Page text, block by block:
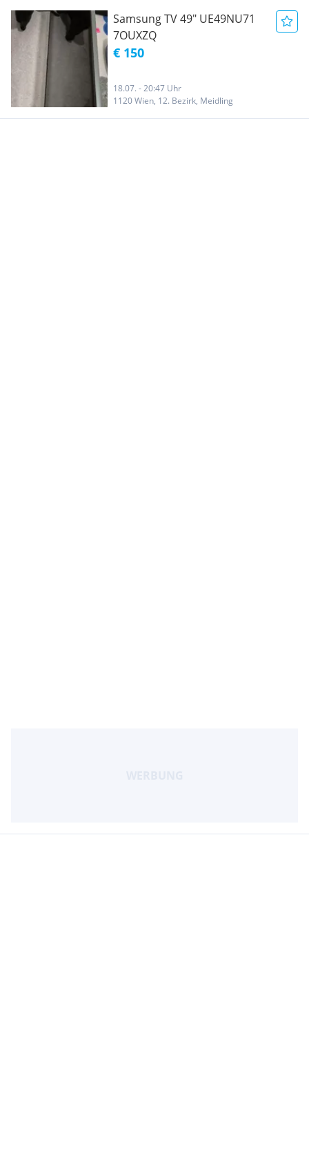
Samsung TV 49" UE49NU71
7OUXZQ
€ 150
18.07. - 20:47 Uhr
1120 Wien, 12. Bezirk, Meidling